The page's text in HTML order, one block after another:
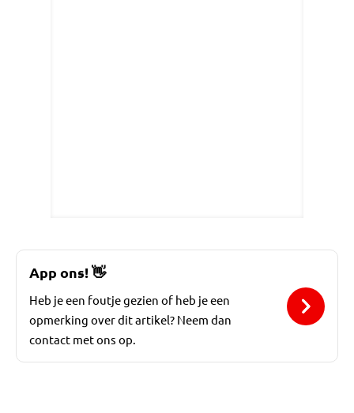
App ons!👋
Heb je een foutje gezien of heb je een
opmerking over dit artikel? Neem dan
contact met ons op.